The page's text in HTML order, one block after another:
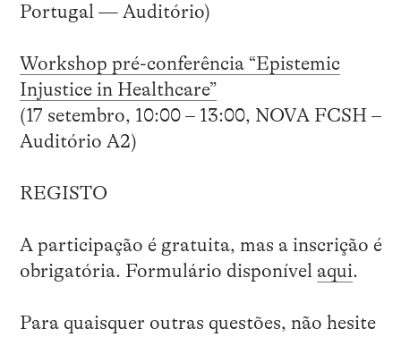
Portugal — Auditório)
Workshop pré-conferência “Epistemic
Injustice in Healthcare”
(17 setembro, 10:00 – 13:00, NOVA FCSH –
Auditório A2)
REGISTO
A participação é gratuita, mas a inscrição é
obrigatória. Formulário disponível aqui.
Para quaisquer outras questões, não hesite